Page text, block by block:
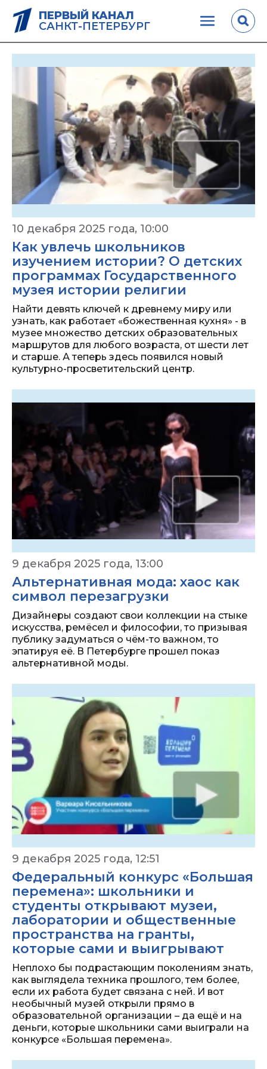
ПЕРВЫЙ КАНАЛ
САНКТ-ПЕТЕРБУРГ
10 декабря 2025 года, 10:00
Как увлечь школьников
изучением истории? О детских
программах Государственного
музея истории религии
Найти девять ключей к древнему миру или
узнать, как работает «божественная кухня» - в
музее множество детских образовательных
маршрутов для любого возраста, от шести лет
и старше. А теперь здесь появился новый
культурно-просветительский центр.
9 декабря 2025 года, 13:00
Альтернативная мода: хаос как
символ перезагрузки
Дизайнеры создают свои коллекции на стыке
искусства, ремёсел и философии, то призывая
публику задуматься о чём-то важном, то
эпатируя её. В Петербурге прошел показ
альтернативной моды.
9 декабря 2025 года, 12:51
Федеральный конкурс «Большая
перемена»: школьники и
студенты открывают музеи,
лаборатории и общественные
пространства на гранты,
которые сами и выигрывают
Неплохо бы подрастающим поколениям знать,
как выглядела техника прошлого, тем более,
если их работа будет связана с ней. И вот
необычный музей открыли прямо в
образовательной организации – да ещё и на
деньги, которые школьники сами выиграли на
конкурсе «Большая перемена».